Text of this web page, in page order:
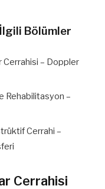
İlgili Bölümler
Cerrahisi – Doppler
Rehabilitasyon –
Cerrahi –
Cerrahisi